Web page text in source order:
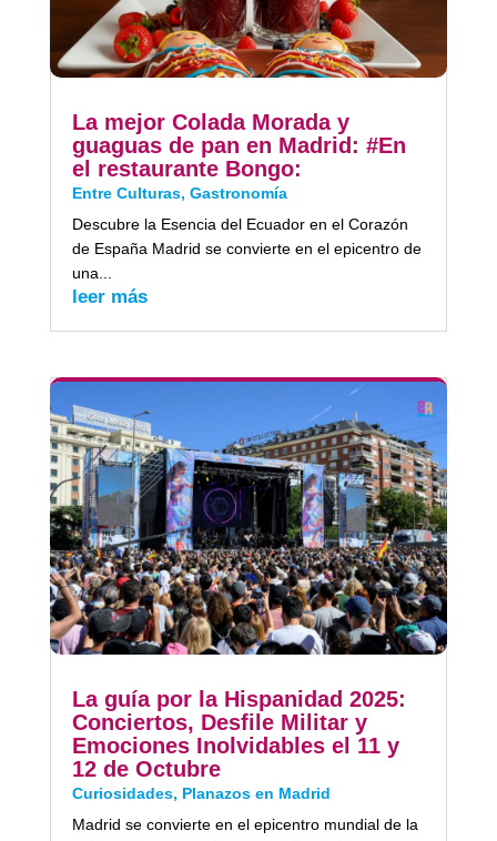
La mejor Colada Morada y
guaguas de pan en Madrid: #En
el restaurante Bongo:
Entre Culturas, Gastronomía
Descubre la Esencia del Ecuador en el Corazón
de España Madrid se convierte en el epicentro de
una...
leer más
La guía por la Hispanidad 2025:
Conciertos, Desfile Militar y
Emociones Inolvidables el 11 y
12 de Octubre
Curiosidades, Planazos en Madrid
Madrid se convierte en el epicentro mundial de la